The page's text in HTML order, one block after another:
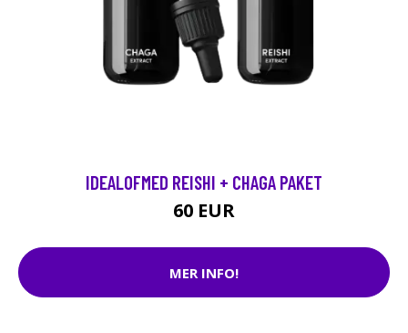
IDEALOFMED REISHI + CHAGA PAKET
60 EUR
MER INFO!